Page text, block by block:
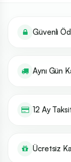
Güvenli
Aynı Gün
12 Ay
Ücretsiz